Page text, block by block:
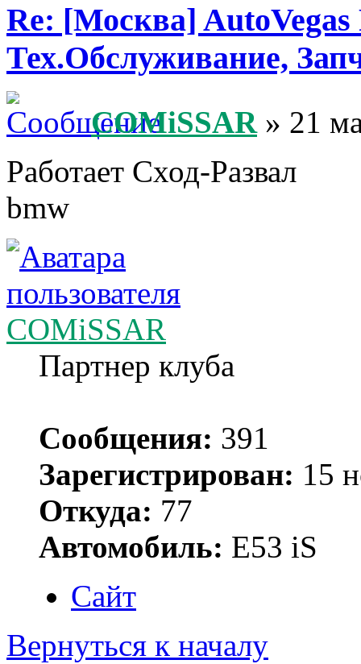
Re: [Москва]
Тех.Обслуживание,
COMiSSAR» 21
Работает Сход-Развал
bmw
COMiSSAR
Партнер клуба
Сообщения: 391
Зарегистрирован: 15
Откуда: 77
Автомобиль: Е53 iS
Сайт
Вернуться к началу